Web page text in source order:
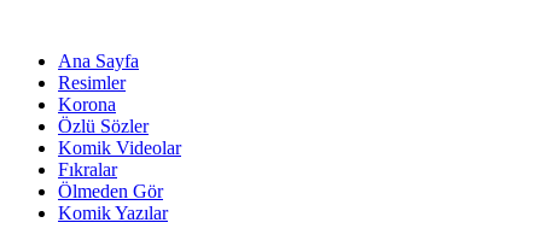
Ana Sayfa
Resimler
Korona
Özlü Sözler
Komik Videolar
Fıkralar
Ölmeden Gör
Komik Yazılar